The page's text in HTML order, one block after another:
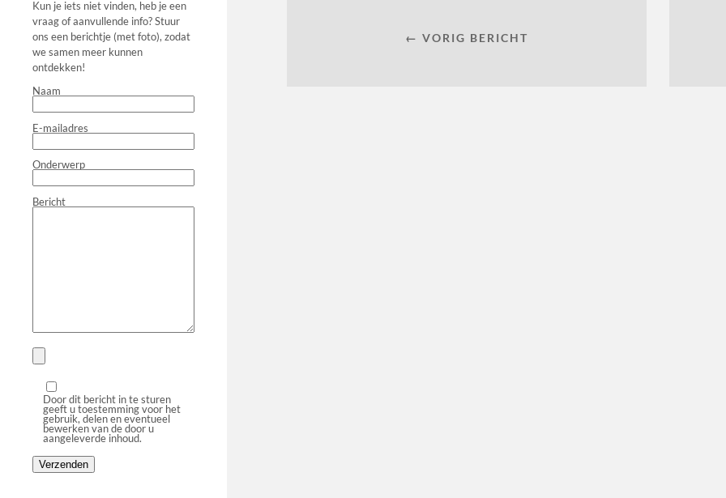
Kun je iets niet vinden, heb je een
vraag of aanvullende info? Stuur
ons een berichtje (met foto), zodat
we samen meer kunnen
ontdekken!
Naam
E-mailadres
Onderwerp
Bericht
Door dit bericht in te sturen
geeft u toestemming voor het
gebruik, delen en eventueel
bewerken van de door u
aangeleverde inhoud.
← VORIG BERICHT